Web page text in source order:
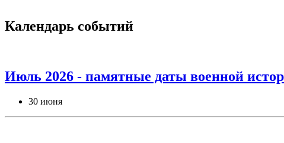
Календарь событий
Июль 2026 - памятные даты военной
30 июня